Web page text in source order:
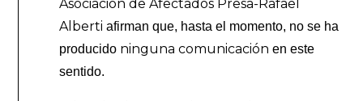
Asociación de Afectados Presa-Rafael
Alberti afirman que, hasta el momento, no se ha
producido ninguna comunicación en este
sentido.